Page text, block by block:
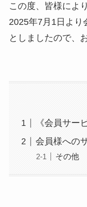
この度、皆様によ
2025年7月1日より
としましたので、
《会員サー
会員様への
その他